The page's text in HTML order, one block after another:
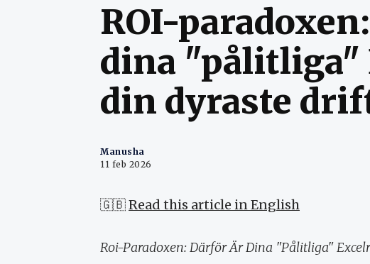
ROI-
dina "pålitliga"
din dyraste
Manusha
11 feb 2026
🇬🇧Read this article in English
Roi-Paradoxen: Därför Är Dina "Pålitliga"